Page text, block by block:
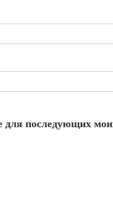
для последующих